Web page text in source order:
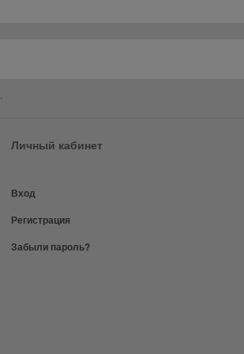
Личный кабинет
Вход
Регистрация
Забыли пароль?